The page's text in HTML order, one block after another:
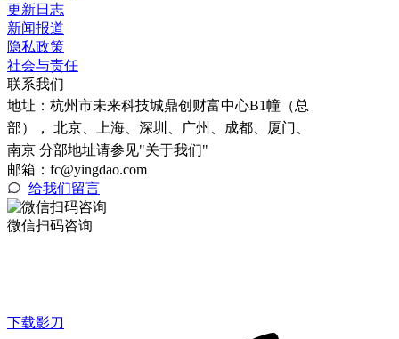
更新日志
新闻报道
隐私政策
社会与责任
联系我们
地址： 杭州市未来科技城鼎创财富中心B1幢（总
部）， 北京、上海、深圳、广州、成都、厦门、
南京 分部地址请参见"关于我们"
邮箱：fc@yingdao.com
给我们留言
微信扫码咨询
下载影刀